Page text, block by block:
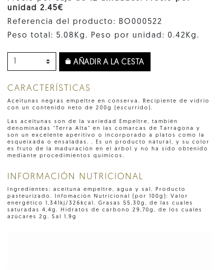
unidad 2.45€
Referencia del producto: BO000522
Peso total: 5.08Kg. Peso por unidad: 0.42Kg.
AÑADIR A LA CESTA
CARACTERÍSTICAS
Aceitunas negras empeltre en conserva. Recipiente de vidrio
con un contenido neto de 200g (escurrido).
Las aceitunas son de la variedad Empeltre, también
denominadas "Terra Alta" en las comarcas de Tarragona y
son un excelente aperitivo o incorporado a platos como la
esqueixada o ensaladas. . Es un producto natural, y su color
es fruto de la maduración en el árbol y no ha sido obtenido
mediante procedimientos químicos.
INFORMACIÓN NUTRICIONAL
Ingredientes: aceituna empeltre, agua y sal. Producto
pasteurizado. Infomación Nutricional (por 100g): Valor
energético 1,341kj/326kcal. Grasas 55,30g, de las cuales
saturadas 4,4g. Hidratos de carbono 29,70g, de los cuales
azúcares 2g. Sal 1,9g